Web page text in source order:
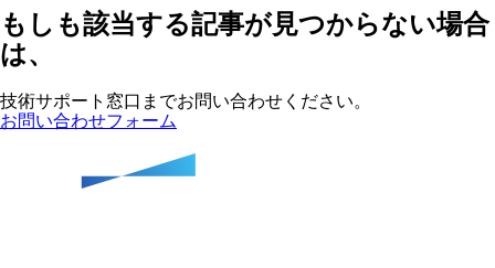
もしも該当する記事が見つからない場合
は、
技術サポート窓口までお問い合わせください。
お問い合わせフォーム